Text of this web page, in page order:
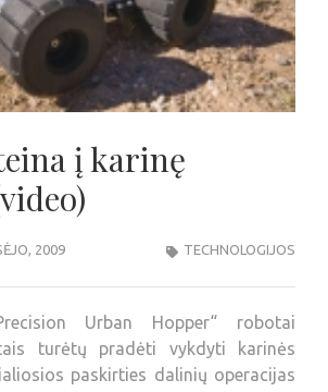
į karinę
2009 TECHNOLOGIJOS
Urban Hopper“ robotai
turėtų pradėti vykdyti karinės
paskirties dalinių operacijas